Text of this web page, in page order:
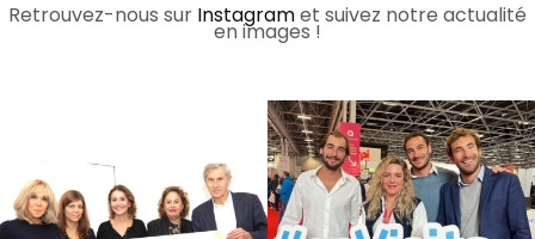
Retrouvez-nous sur Instagramet suivez notre actualité
en images !